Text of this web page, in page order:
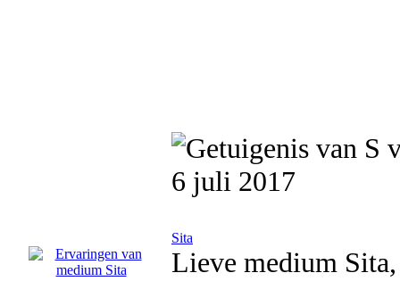
6 juli 2017
Sita
Lieve medium Sita,